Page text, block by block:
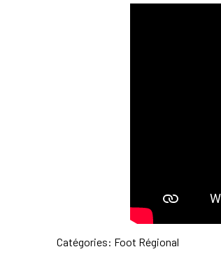
Catégories: Foot Régional